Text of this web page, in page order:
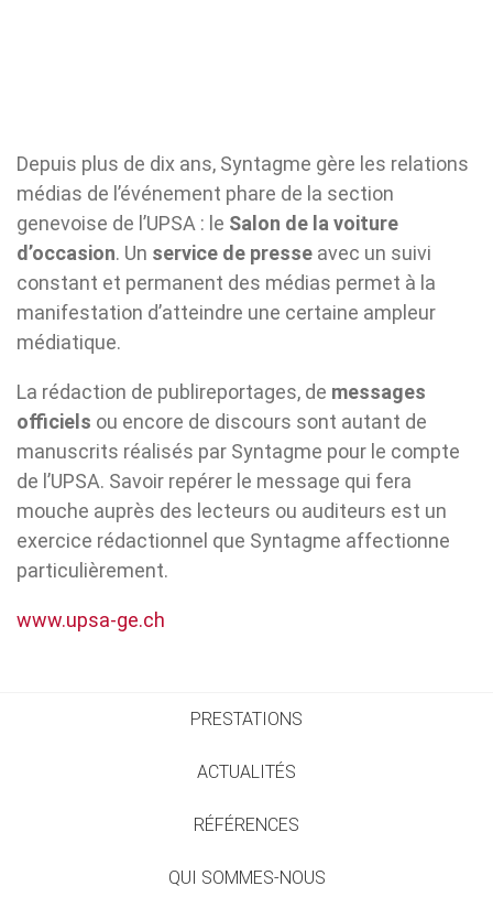
Depuis plus de dix ans, Syntagme gère les relations
médias de l’événement phare de la section
genevoise de l’UPSA : le Salon de la voiture
d’occasion. Un service de presse avec un suivi
constant et permanent des médias permet à la
manifestation d’atteindre une certaine ampleur
médiatique.
La rédaction de publireportages, de messages
officiels ou encore de discours sont autant de
manuscrits réalisés par Syntagme pour le compte
de l’UPSA. Savoir repérer le message qui fera
mouche auprès des lecteurs ou auditeurs est un
exercice rédactionnel que Syntagme affectionne
particulièrement.
www.upsa-ge.ch
PRESTATIONS
ACTUALITÉS
RÉFÉRENCES
QUI SOMMES-NOUS